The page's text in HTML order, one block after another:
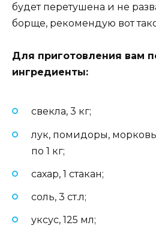
будет перетушена и не
борще, рекомендую вот
Для приготовления вам
ингредиенты:
свекла, 3 кг;
лук, помидоры,
по 1 кг;
сахар, 1 стакан;
соль, 3 ст.л;
уксус, 125 мл;